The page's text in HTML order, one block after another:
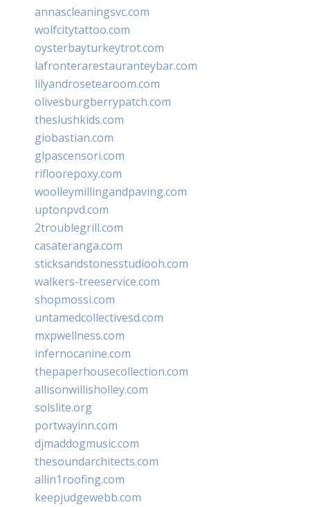
annascleaningsvc.com
wolfcitytattoo.com
oysterbayturkeytrot.com
lafronterarestauranteybar.com
lilyandrosetearoom.com
olivesburgberrypatch.com
theslushkids.com
giobastian.com
glpascensori.com
rifloorepoxy.com
woolleymillingandpaving.com
uptonpvd.com
2troublegrill.com
casateranga.com
sticksandstonesstudiooh.com
walkers-treeservice.com
shopmossi.com
untamedcollectivesd.com
mxpwellness.com
infernocanine.com
thepaperhousecollection.com
allisonwillisholley.com
solslite.org
portwayinn.com
djmaddogmusic.com
thesoundarchitects.com
allin1roofing.com
keepjudgewebb.com